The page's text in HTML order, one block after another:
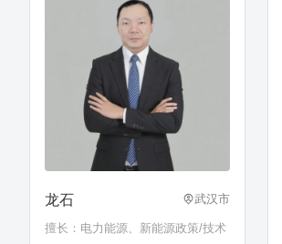
龙石 武汉市
擅长：电力能源、新能源政策/技术